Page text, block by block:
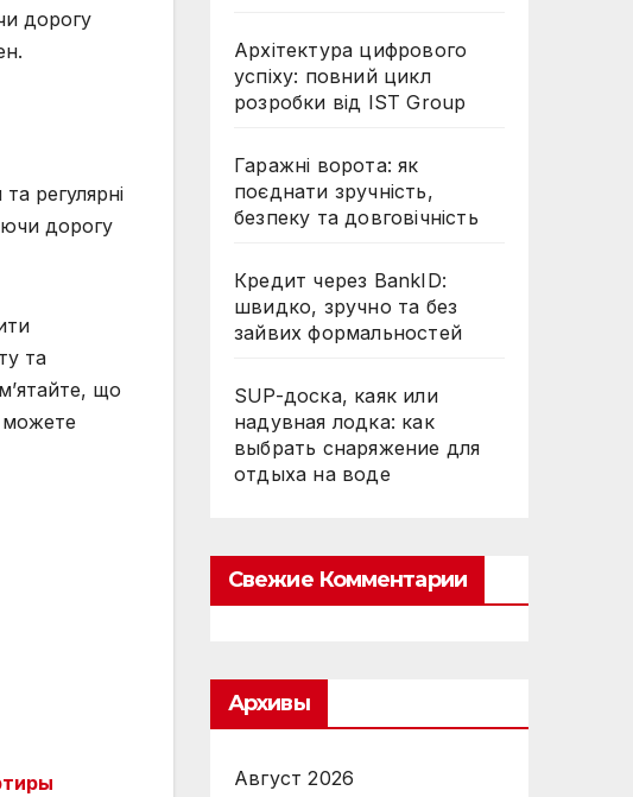
дорогу
регулярні
дорогу
та
що
можете
Архітектура цифрового
успіху: повний цикл
розробки від IST Group
Гаражні ворота: як
поєднати зручність,
безпеку та довговічність
Кредит через BankID:
швидко, зручно та без
зайвих формальностей
SUP-доска, каяк или
надувная лодка: как
выбрать снаряжение для
отдыха на воде
Свежие Комментарии
Архивы
Август 2026